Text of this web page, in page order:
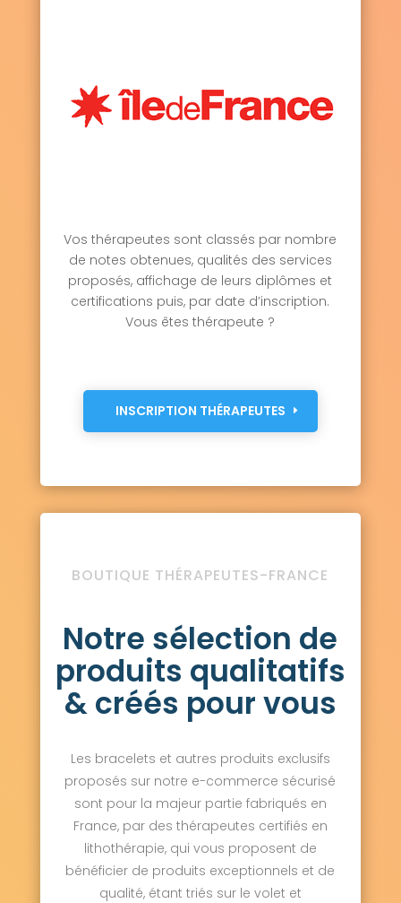
Vos thérapeutes sont classés par nombre
de notes obtenues, qualités des services
proposés, affichage de leurs diplômes et
certifications puis, par date d’inscription.
Vous êtes thérapeute ?
INSCRIPTION THÉRAPEUTES
BOUTIQUE THÉRAPEUTES-FRANCE
Notre sélection de
produits qualitatifs
& créés pour vous
Les bracelets et autres produits exclusifs
proposés sur notre e-commerce sécurisé
sont pour la majeur partie fabriqués en
France, par des thérapeutes certifiés en
lithothérapie, qui vous proposent de
bénéficier de produits exceptionnels et de
qualité, étant triés sur le volet et